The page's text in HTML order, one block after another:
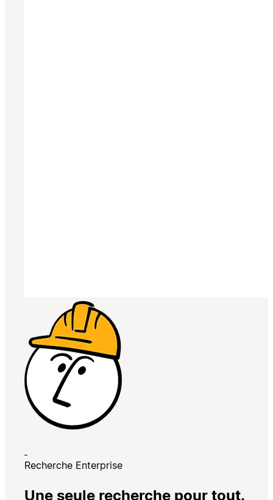
Recherche Enterprise
Une seule recherche pour tout.